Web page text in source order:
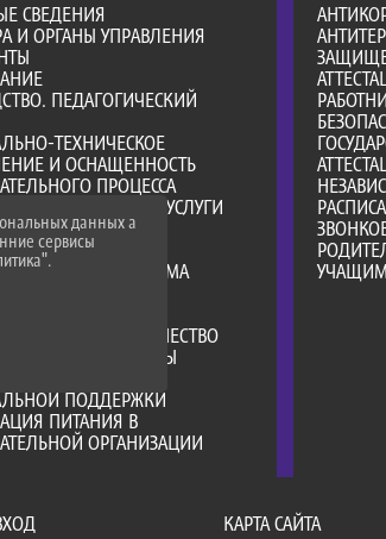
СВЕДЕНИЯ
И ОРГАНЫ УПРАВЛЕНИЯ
ПЕДАГОГИЧЕСКИЙ
ТЕХНИЧЕСКОЕ
И ОСНАЩЕННОСТЬ
ПРОЦЕССА
ОБРАЗОВАТЕЛЬНЫЕ УСЛУГИ
ХОЗЯЙСТВЕННАЯ
МЕСТА ДЛЯ ПРИЕМА
СОТРУДНИЧЕСТВО
СТАНДАРТЫ
ПОДДЕРЖКИ
ПИТАНИЯ В
ОРГАНИЗАЦИИ
КАРТА САЙТА
данных а
сервисы